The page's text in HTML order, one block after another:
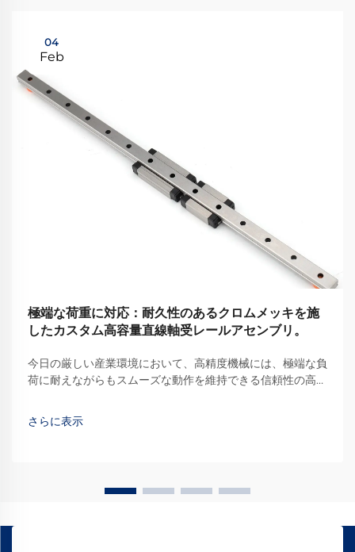
04
Feb
極端な荷重に対応：耐久性のあるクロムメッキを施
したカスタム高容量直線軸受レールアセンブリ。
今日の厳しい産業環境において、高精度機械には、極端な負
荷に耐えながらもスムーズな動作を維持できる信頼性の高い
ルシステムは、数多くの自動化装置の基盤として機能しま
す…
さらに表示